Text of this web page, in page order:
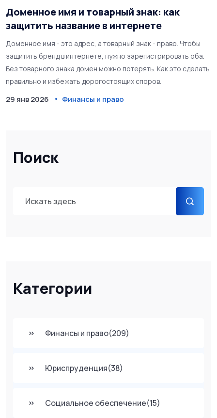
Поиск
Категории
Финансы и право(209)
Юриспруденция(38)
Социальное обеспечение(15)
Доменное имя и товарный знак: как
защитить название в интернете
Доменное имя - это адрес, а товарный знак - право. Чтобы
защитить бренд в интернете, нужно зарегистрировать оба.
Без товарного знака домен можно потерять. Как это сделать
правильно и избежать дорогостоящих споров.
29 янв 2026 Финансы и право